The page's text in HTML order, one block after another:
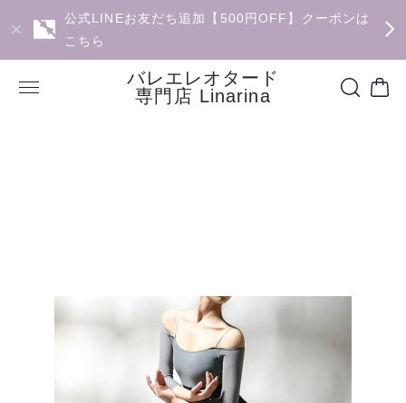
公式LINEお友だち追加【500円OFF】クーポンは
こちら
バレエレオタード
専門店 Linarina